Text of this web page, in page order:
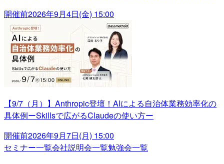
開催前2026年9月4日(金) 15:00
【9/7（月）】Anthropic登壇！AIによる自治体業務効率化の
具体例ーSkillsで広がるClaudeの使い方ー
開催前2026年9月7日(月) 15:00
セミナー一覧会社説明会一覧勉強会一覧